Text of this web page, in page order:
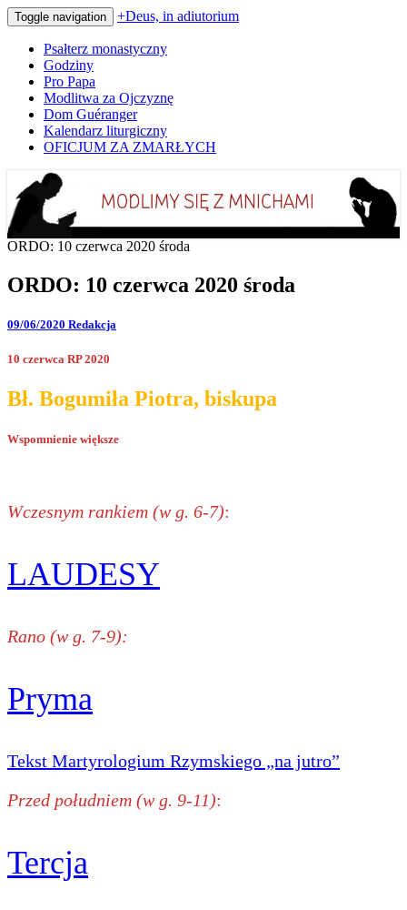
Toggle navigation +Deus, in adiutorium
Psałterz monastyczny
Godziny
Pro Papa
Modlitwa za Ojczyznę
Dom Guéranger
Kalendarz liturgiczny
OFICJUM ZA ZMARŁYCH
+Deus, in adiutorium
Codziennie modlimy się z mnichami
ORDO: 10 czerwca 2020 środa
ORDO: 10 czerwca 2020 środa
09/06/2020 Redakcja
10 czerwca RP 2020
Bł. Bogumiła Piotra, biskupa
Wspomnienie większe
Wczesnym rankiem (w g. 6-7):
LAUDESY
Rano (w g. 7-9):
Pryma
Tekst Martyrologium Rzymskiego „na jutro”
Przed południem (w g. 9-11):
Tercja